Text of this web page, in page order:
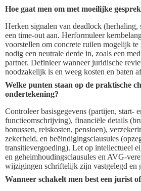
Hoe gaat men om met moeilijke
Herken signalen van deadlock (herhaling,
een time-out aan. Herformuleer
voorstellen om concrete ruilen mogelijk te
nodig een neutrale derde in, zoals een
partner. Definieer wanneer juridische
noodzakelijk is en weeg kosten en baten
Welke punten staan op de praktische
ondertekening?
Controleer basisgegevens (partijen, start-
functieomschrijving), financiële details
bonussen, reiskosten, pensioen),
zekerheid, en beëindigingsclausules
transitievergoeding). Let op intellectueel
en geheimhoudingsclausules en AVG-
wijzigingen schriftelijk zijn vastgelegd en
Wanneer schakelt men best een jurist